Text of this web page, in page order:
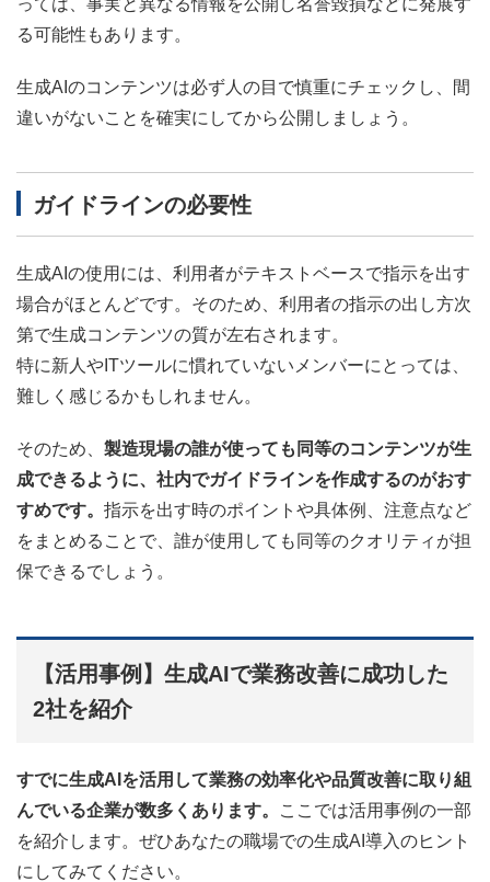
っては、事実と異なる情報を公開し名誉毀損などに発展す
る可能性もあります。
生成AIのコンテンツは必ず人の目で慎重にチェックし、間
違いがないことを確実にしてから公開しましょう。
ガイドラインの必要性
生成AIの使用には、利用者がテキストベースで指示を出す
場合がほとんどです。そのため、利用者の指示の出し方次
第で生成コンテンツの質が左右されます。
特に新人やITツールに慣れていないメンバーにとっては、
難しく感じるかもしれません。
そのため、 製造現場の誰が使っても同等のコンテンツが生
成できるように、社内でガイドラインを作成するのがおす
すめです。 指示を出す時のポイントや具体例、注意点など
をまとめることで、誰が使用しても同等のクオリティが担
保できるでしょう。
【活用事例】生成AIで業務改善に成功した
2社を紹介
すでに生成AIを活用して業務の効率化や品質改善に取り組
んでいる企業が数多くあります。
ここでは活用事例の一部
を紹介します。ぜひあなたの職場での生成AI導入のヒント
にしてみてください。